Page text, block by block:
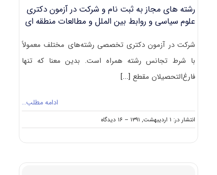
رشته های مجاز به ثبت نام و شرکت در آزمون دکتری
علوم سیاسی و روابط بین ‌الملل و مطالعات منطقه ای
شرکت در آزمون دکتری تخصصی رشته‌های مختلف معمولاً
با شرط تجانس رشته همراه است. بدین معنا که تنها
فارغ‌التحصیلان مقطع[...]
ادامه مطلب…
انتشار در: ۱ اردیبهشت, ۱۳۹۱ -- ۱۶ دیدگاه
on
رشته
ثبت